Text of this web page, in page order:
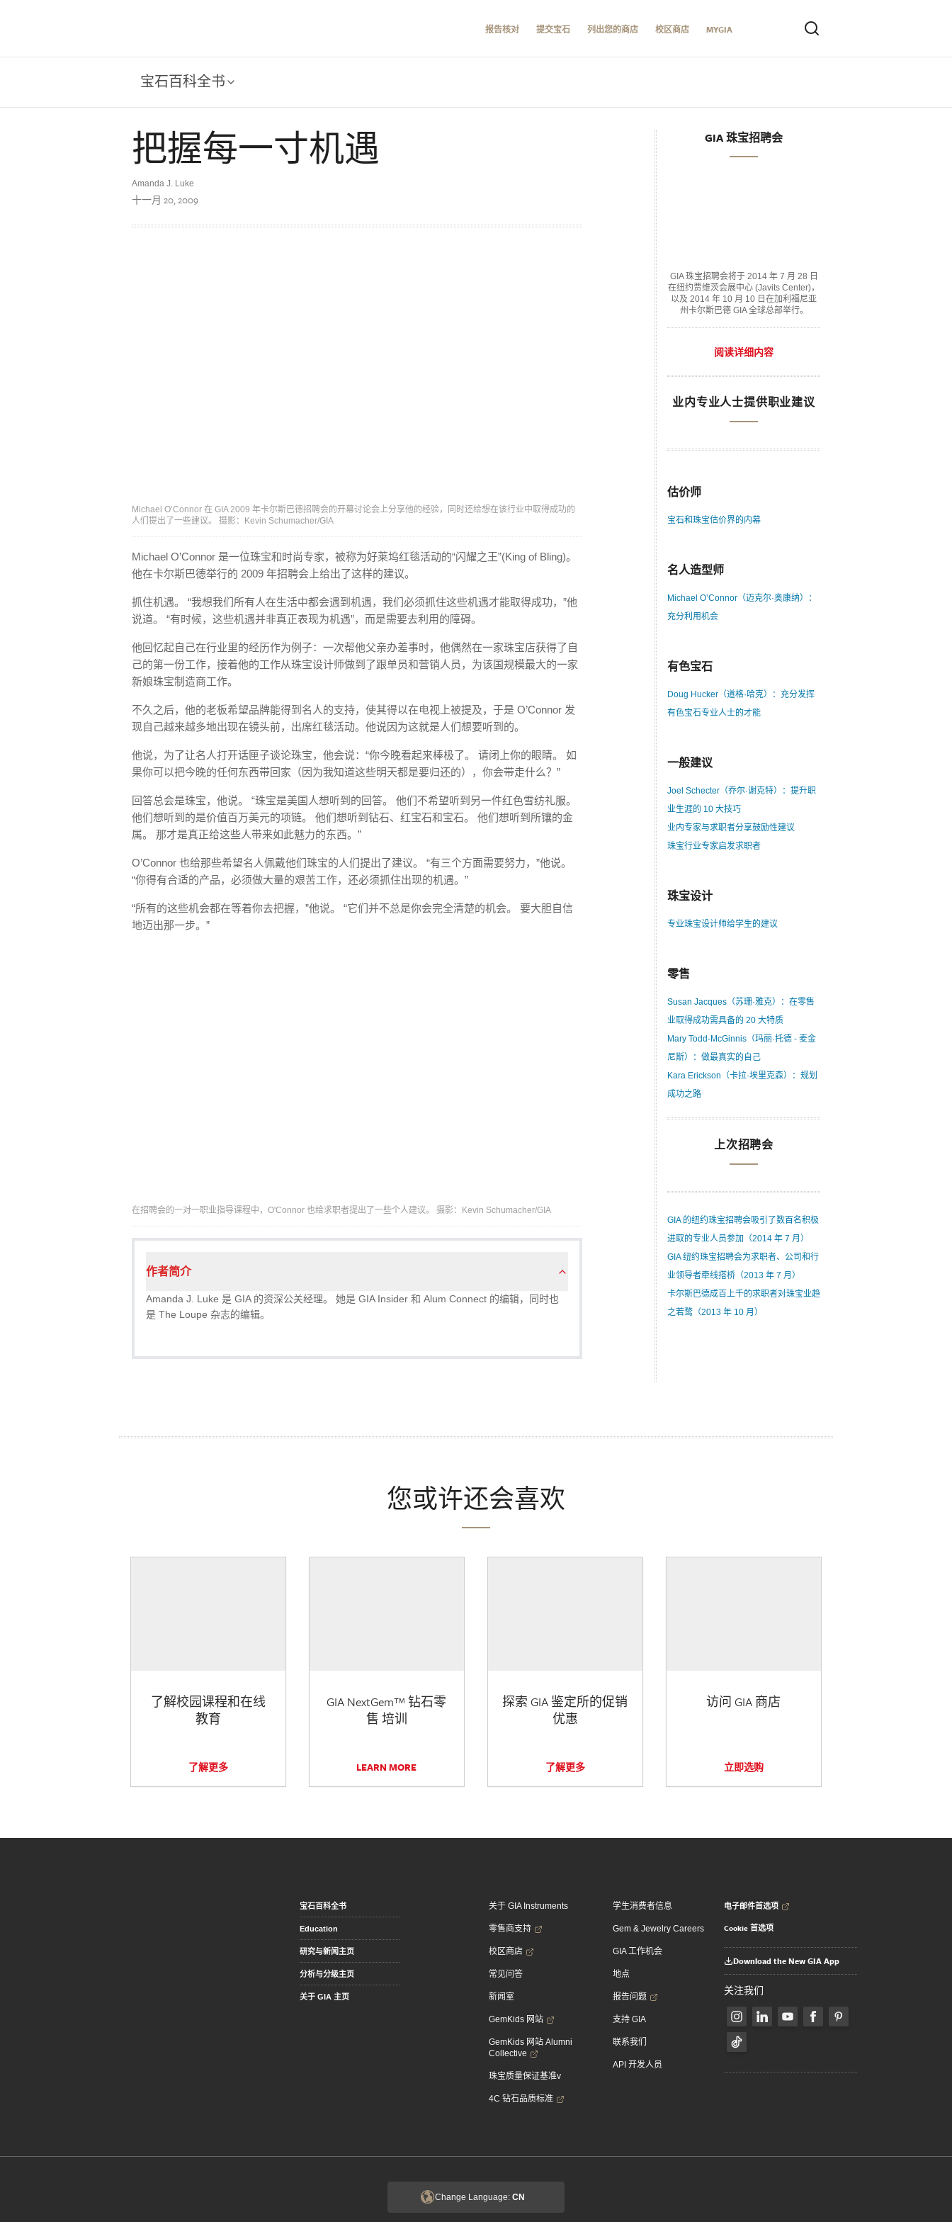
报告核对 提交宝石 列出您的商店 校区商店 MYGIA
宝石百科全书
把握每一寸机遇
Amanda J. Luke
十一月 20, 2009
Michael O’Connor 在 GIA 2009 年卡尔斯巴德招聘会的开幕讨论会上分享他的经验，同时还给想在该行业中取得成功的
人们提出了一些建议。 摄影：Kevin Schumacher/GIA
Michael O’Connor 是一位珠宝和时尚专家，被称为好莱坞红毯活动的“闪耀之王”(King of Bling)。
他在卡尔斯巴德举行的 2009 年招聘会上给出了这样的建议。
抓住机遇。 “我想我们所有人在生活中都会遇到机遇，我们必须抓住这些机遇才能取得成功，”他
说道。 “有时候，这些机遇并非真正表现为机遇”，而是需要去利用的障碍。
他回忆起自己在行业里的经历作为例子：一次帮他父亲办差事时，他偶然在一家珠宝店获得了自
己的第一份工作，接着他的工作从珠宝设计师做到了跟单员和营销人员，为该国规模最大的一家
新娘珠宝制造商工作。
不久之后，他的老板希望品牌能得到名人的支持，使其得以在电视上被提及，于是 O’Connor 发
现自己越来越多地出现在镜头前，出席红毯活动。他说因为这就是人们想要听到的。
他说，为了让名人打开话匣子谈论珠宝，他会说：“你今晚看起来棒极了。 请闭上你的眼睛。 如
果你可以把今晚的任何东西带回家（因为我知道这些明天都是要归还的），你会带走什么？”
回答总会是珠宝，他说。 “珠宝是美国人想听到的回答。 他们不希望听到另一件红色雪纺礼服。
他们想听到的是价值百万美元的项链。 他们想听到钻石、红宝石和宝石。 他们想听到所镶的金
属。 那才是真正给这些人带来如此魅力的东西。”
O’Connor 也给那些希望名人佩戴他们珠宝的人们提出了建议。 “有三个方面需要努力，”他说。
“你得有合适的产品，必须做大量的艰苦工作，还必须抓住出现的机遇。”
“所有的这些机会都在等着你去把握，”他说。 “它们并不总是你会完全清楚的机会。 要大胆自信
地迈出那一步。”
在招聘会的一对一职业指导课程中，O'Connor 也给求职者提出了一些个人建议。 摄影：Kevin Schumacher/GIA
作者简介
Amanda J. Luke 是 GIA 的资深公关经理。 她是 GIA Insider 和 Alum Connect 的编辑，同时也
是 The Loupe 杂志的编辑。
GIA 珠宝招聘会
GIA 珠宝招聘会将于 2014 年 7 月 28 日
在纽约贾维茨会展中心 (Javits Center)，
以及 2014 年 10 月 10 日在加利福尼亚
州卡尔斯巴德 GIA 全球总部举行。
阅读详细内容
业内专业人士提供职业建议
估价师
宝石和珠宝估价界的内幕
名人造型师
Michael O’Connor（迈克尔·奥康纳）：
充分利用机会
有色宝石
Doug Hucker（道格·哈克）：充分发挥
有色宝石专业人士的才能
一般建议
Joel Schecter（乔尔·谢克特）：提升职
业生涯的 10 大技巧
业内专家与求职者分享鼓励性建议
珠宝行业专家启发求职者
珠宝设计
专业珠宝设计师给学生的建议
零售
Susan Jacques（苏珊·雅克）：在零售
业取得成功需具备的 20 大特质
Mary Todd-McGinnis（玛丽·托德 - 麦金
尼斯）：做最真实的自己
Kara Erickson（卡拉·埃里克森）：规划
成功之路
上次招聘会
GIA 的纽约珠宝招聘会吸引了数百名积极
进取的专业人员参加（2014 年 7 月）
GIA 纽约珠宝招聘会为求职者、公司和行
业领导者牵线搭桥（2013 年 7 月）
卡尔斯巴德成百上千的求职者对珠宝业趋
之若鹜（2013 年 10 月）
您或许还会喜欢
了解校园课程和在线
教育
了解更多
GIA NextGem™ 钻石零
售 培训
LEARN MORE
探索 GIA 鉴定所的促销
优惠
了解更多
访问 GIA 商店
立即选购
宝石百科全书
Education
研究与新闻主页
分析与分级主页
关于 GIA 主页
关于 GIA Instruments
零售商支持
校区商店
常见问答
新闻室
GemKids 网站
GemKids 网站 Alumni
Collective
珠宝质量保证基准v
4C 钻石品质标准
学生消费者信息
Gem & Jewelry Careers
GIA 工作机会
地点
报告问题
支持 GIA
联系我们
API 开发人员
电子邮件首选项
Cookie 首选项
Download the New GIA App
关注我们
Change Language: CN